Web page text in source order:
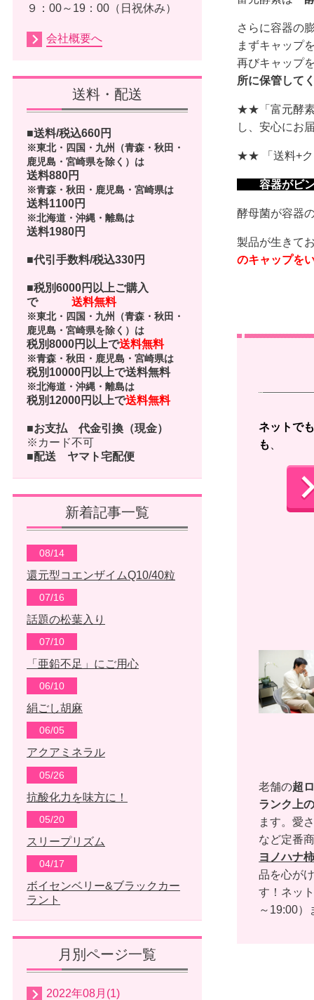
さらに容器の
まずキャップ
再びキャップ
所に保管して
★★「富元酵素
し、安心にお
★★ 「送料+ク
容器がビ
酵母菌が容器
製品が生きて
のキャップを
ネットで
も
老舗の超
ランク上
ます。愛
など定番
ヨノハナ
品を心が
す！ネッ
～19:00）
９：00～19：00（日祝休み）
会社概要へ
送料・配送
■送料/税込660円
※東北・四国・九州（青森・秋田・
鹿児島・宮崎県を除く）は
送料880円
※青森・秋田・鹿児島・宮崎県は
送料1100円
※北海道・沖縄・離島は
送料1980円
■代引手数料/税込330円
■税別6000円以上ご購入
で 送料無料
※東北・四国・九州（青森・秋田・
鹿児島・宮崎県を除く）は
税別8000円以上で送料無料
※青森・秋田・鹿児島・宮崎県は
税別10000円以上で送料無料
※北海道・沖縄・離島は
税別12000円以上で送料無料
■お支払 代金引換（現金）
※カード不可
■配送 ヤマト宅配便
新着記事一覧
08/14
還元型コエンザイムQ10/40粒
07/16
話題の松葉入り
07/10
「亜鉛不足」にご用心
06/10
絹ごし胡麻
06/05
アクアミネラル
05/26
抗酸化力を味方に！
05/20
スリープリズム
04/17
ボイセンベリー&ブラックカー
ラント
月別ページ一覧
2022年08月(1)